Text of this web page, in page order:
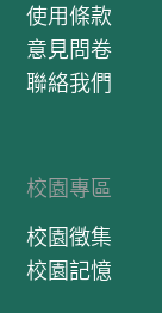
使用條款
意見問卷
聯絡我們
校園專區
校園徵集
校園記憶